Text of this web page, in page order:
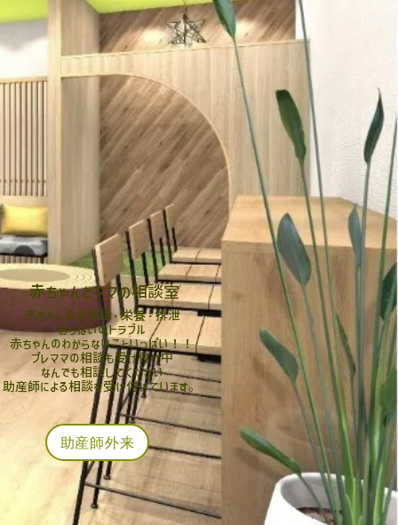
​赤ちゃんとママの相談室
​赤ちゃんのお世話・栄養・排泄
おっぱいのトラブル
赤ちゃんのわからないこといっぱい！！
​プレママの相談も受け付け中
なんでも相談してください
助産師による相談を受け付けています。
助産師外来